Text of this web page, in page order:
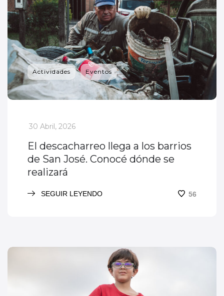
Actividades Eventos
_
30 Abril, 2026
El descacharreo llega a los barrios
de San José. Conocé dónde se
realizará
SEGUIR LEYENDO 56